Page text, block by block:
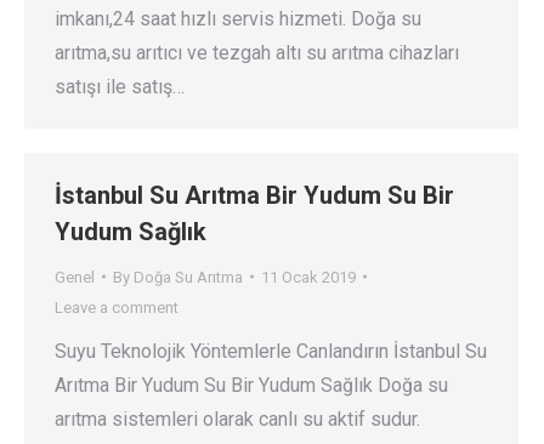
imkanı,24 saat hızlı servis hizmeti. Doğa su
arıtma,su arıtıcı ve tezgah altı su arıtma cihazları
satışı ile satış…
İstanbul Su Arıtma Bir Yudum Su Bir
Yudum Sağlık
Genel By Doğa Su Arıtma
11 Ocak 2019
Leave a comment
Suyu Teknolojik Yöntemlerle Canlandırın İstanbul Su
Arıtma Bir Yudum Su Bir Yudum Sağlık Doğa su
arıtma sistemleri olarak canlı su aktif sudur.